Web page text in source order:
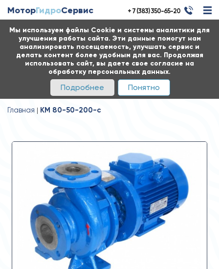
Мы используем файлы Cookie и системы аналитики для
улучшения работы сайта. Эти данные помогут нам
анализировать посещаемость, улучшать сервис и
делать контент более удобным для вас. Продолжая
использовать сайт, вы даете свое согласие на
обработку персональных данных.
Подробнее Понятно
МоторГидроСервис + 7 (383) 350-65-20
Главная КМ 80-50-200-с